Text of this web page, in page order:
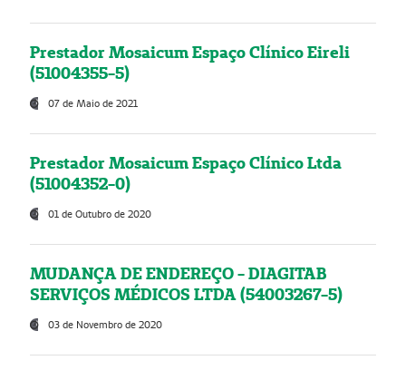
Prestador Mosaicum Espaço Clínico Eireli
(51004355-5)
07 de Maio de 2021
Prestador Mosaicum Espaço Clínico Ltda
(51004352-0)
01 de Outubro de 2020
MUDANÇA DE ENDEREÇO - DIAGITAB
SERVIÇOS MÉDICOS LTDA (54003267-5)
03 de Novembro de 2020